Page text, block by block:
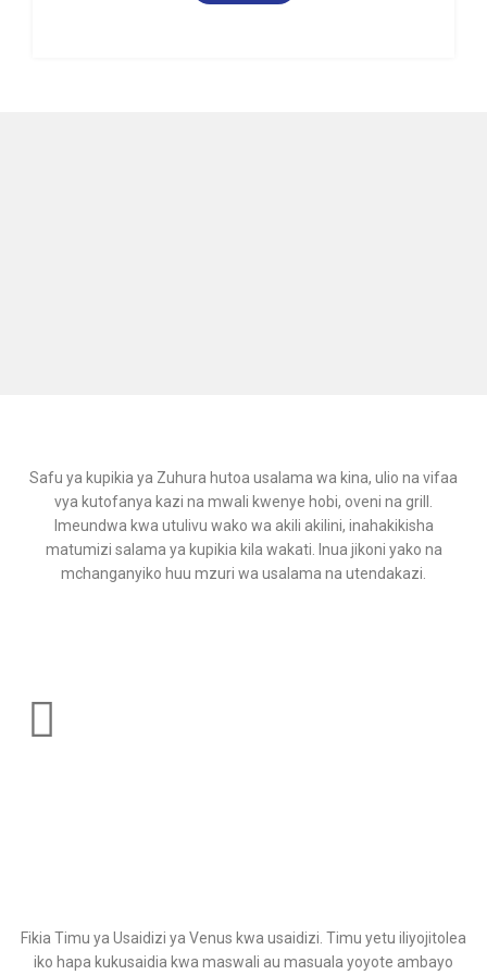
Safu ya kupikia ya Zuhura hutoa usalama wa kina, ulio na vifaa
vya kutofanya kazi na mwali kwenye hobi, oveni na grill.
Imeundwa kwa utulivu wako wa akili akilini, inahakikisha
matumizi salama ya kupikia kila wakati. Inua jikoni yako na
mchanganyiko huu mzuri wa usalama na utendakazi.
Fikia Timu ya Usaidizi ya Venus kwa usaidizi. Timu yetu iliyojitolea
iko hapa kukusaidia kwa maswali au masuala yoyote ambayo